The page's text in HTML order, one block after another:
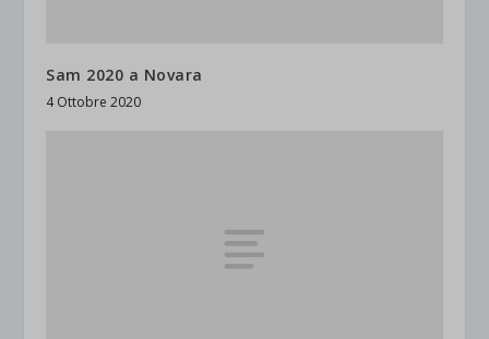
Sam 2020 a Novara
4 Ottobre 2020